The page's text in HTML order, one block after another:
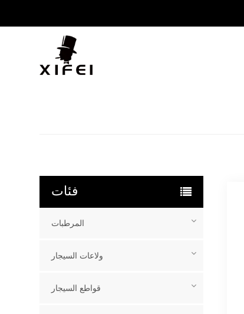
فئات
المرطبات
ولاعات السيجار
قواطع السيجار